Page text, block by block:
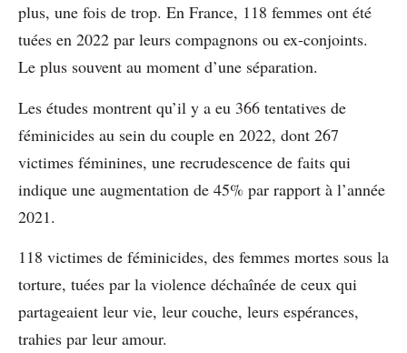
plus, une fois de trop. En France, 118 femmes ont été
tuées en 2022 par leurs compagnons ou ex-conjoints.
Le plus souvent au moment d’une séparation.
Les études montrent qu’il y a eu 366 tentatives de
féminicides au sein du couple en 2022, dont 267
victimes féminines, une recrudescence de faits qui
indique une augmentation de 45% par rapport à l’année
2021.
118 victimes de féminicides, des femmes mortes sous la
torture, tuées par la violence déchaînée de ceux qui
partageaient leur vie, leur couche, leurs espérances,
trahies par leur amour.